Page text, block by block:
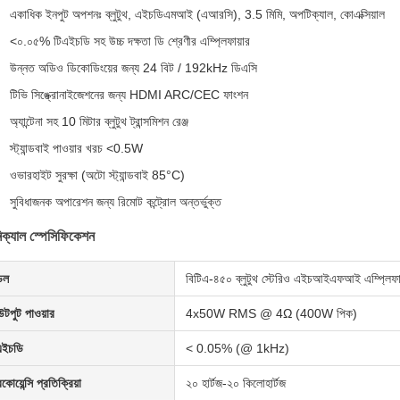
একাধিক ইনপুট অপশনঃ ব্লুটুথ, এইচডিএমআই (এআরসি), 3.5 মিমি, অপটিক্যাল, কোএক্সিয়াল
<০.০৫% টিএইচডি সহ উচ্চ দক্ষতা ডি শ্রেণীর এম্প্লিফায়ার
উন্নত অডিও ডিকোডিংয়ের জন্য 24 বিট / 192kHz ডিএসি
টিভি সিঙ্ক্রোনাইজেশনের জন্য HDMI ARC/CEC ফাংশন
অ্যান্টেনা সহ 10 মিটার ব্লুটুথ ট্রান্সমিশন রেঞ্জ
স্ট্যান্ডবাই পাওয়ার খরচ <0.5W
ওভারহাইট সুরক্ষা (অটো স্ট্যান্ডবাই 85°C)
সুবিধাজনক অপারেশন জন্য রিমোট কন্ট্রোল অন্তর্ভুক্ত
স্পেসিফিকেশন
বিটিএ-৪৫০ ব্লুটুথ স্টেরিও এইচআইএফআই
পাওয়ার 4x50W RMS @ 4Ω (400W পিক)
< 0.05% (@ 1kHz)
প্রতিক্রিয়া ২০ হার্টজ-২০ কিলোহার্টজ